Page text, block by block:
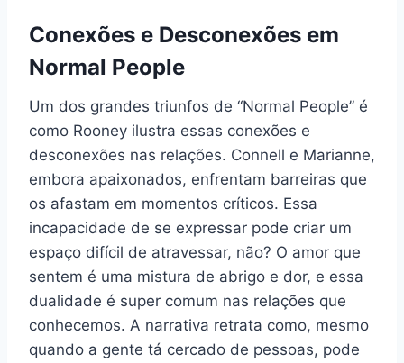
Conexões e Desconexões em
Normal People
Um dos grandes triunfos de “Normal People” é
como Rooney ilustra essas conexões e
desconexões nas relações. Connell e Marianne,
embora apaixonados, enfrentam barreiras que
os afastam em momentos críticos. Essa
incapacidade de se expressar pode criar um
espaço difícil de atravessar, não? O amor que
sentem é uma mistura de abrigo e dor, e essa
dualidade é super comum nas relações que
conhecemos. A narrativa retrata como, mesmo
quando a gente tá cercado de pessoas, pode